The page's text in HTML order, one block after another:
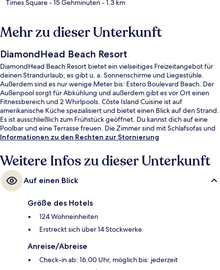
Times Square- 15 Gehminuten- 1.3 km
Mehr zu dieser Unterkunft
DiamondHead Beach Resort
DiamondHead Beach Resort bietet ein vielseitiges Freizeitangebot für
deinen Strandurlaub; es gibt u. a. Sonnenschirme und Liegestühle.
Außerdem sind es nur wenige Meter bis: Estero Boulevard Beach. Der
Außenpool sorgt für Abkühlung und außerdem gibt es vor Ort einen
Fitnessbereich und 2 Whirlpools. Cōste Island Cuisine ist auf
amerikanische Küche spezialisiert und bietet einen Blick auf den Strand.
Es ist ausschließlich zum Frühstück geöffnet. Du kannst dich auf eine
Poolbar und eine Terrasse freuen. Die Zimmer sind mit Schlafsofas und
Kühlschränken versehen. Anderen Reisenden gefallen der Pool und das
Informationen zu den Rechten zur Stornierung
Weitere Infos zu dieser Unterkunft
Auf einen Blick
Größe des Hotels
124 Wohneinheiten
Erstreckt sich über 14 Stockwerke
Anreise/Abreise
Check-in ab: 16:00 Uhr, möglich bis: jederzeit